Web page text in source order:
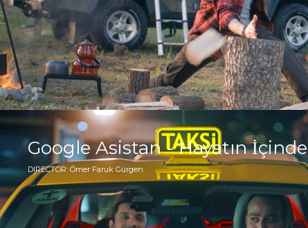
Google Asistan - Hayatın İçinde
DIRECTOR: Ömer Faruk Gürgen